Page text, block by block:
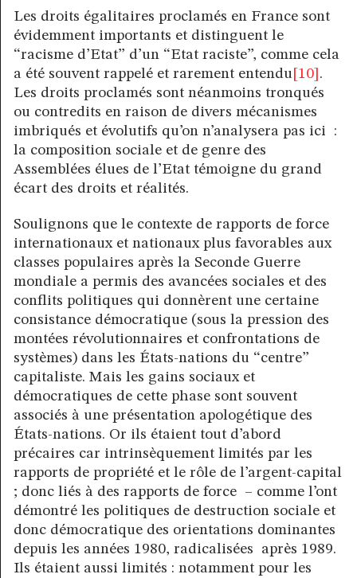
Les droits égalitaires proclamés en France sont
évidemment importants et distinguent le
“racisme d’Etat” d’un “Etat raciste”, comme cela
a été souvent rappelé et rarement entendu [10] .
Les droits proclamés sont néanmoins tronqués
ou contredits en raison de divers mécanismes
imbriqués et évolutifs qu’on n’analysera pas ici :
la composition sociale et de genre des
Assemblées élues de l’Etat témoigne du grand
écart des droits et réalités.
Soulignons que le contexte de rapports de force
internationaux et nationaux plus favorables aux
classes populaires après la Seconde Guerre
mondiale a permis des avancées sociales et des
conflits politiques qui donnèrent une certaine
consistance démocratique (sous la pression des
montées révolutionnaires et confrontations de
systèmes) dans les États-nations du “centre”
capitaliste. Mais les gains sociaux et
démocratiques de cette phase sont souvent
associés à une présentation apologétique des
États-nations. Or ils étaient tout d’abord
précaires car intrinsèquement limités par les
rapports de propriété et le rôle de l’argent-capital
; donc liés à des rapports de force – comme l’ont
démontré les politiques de destruction sociale et
donc démocratique des orientations dominantes
depuis les années 1980, radicalisées après 1989.
Ils étaient aussi limités : notamment pour les